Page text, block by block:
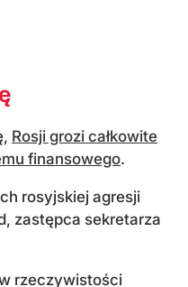
Rosji grozi całkowite
finansowego.
rosyjskiej agresji
zastępca sekretarza
rzeczywistości